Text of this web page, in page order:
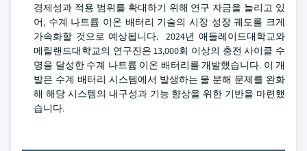
경제성과 적용 범위를 확대하기 위해 연구 자금을 늘리고 있
어, 수계 나트륨 이온 배터리 기술의 시장 성장 궤도를 크게
가속화할 것으로 예상됩니다. 2024년 애들레이드대학교와
메릴랜드대학교의 연구진은 13,000회 이상의 충전 사이클 수
명을 달성한 수계 나트륨 이온 배터리를 개발했습니다. 이 개
발은 수계 배터리 시스템에서 발생하는 물 분해 문제를 완화
해 해당 시스템의 내구성과 기능 향상을 위한 기반을 마련했
습니다.